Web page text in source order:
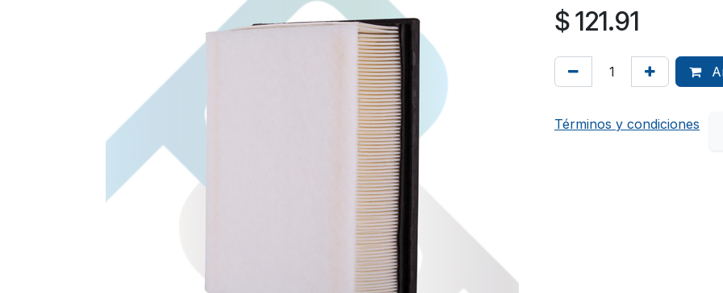
$121.91
Términos y condiciones